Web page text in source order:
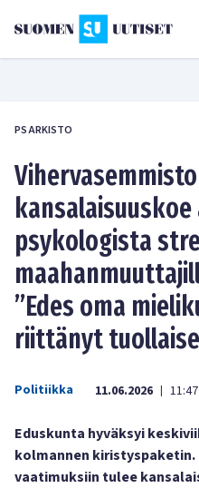
PS ARKISTO
psykologista
”Edes oma
riittänyt
Politiikka 11.06.2026 | 11:47
Eduskunta hyväksyi
kolmannen kiristyspaketin.
vaatimuksiin tulee